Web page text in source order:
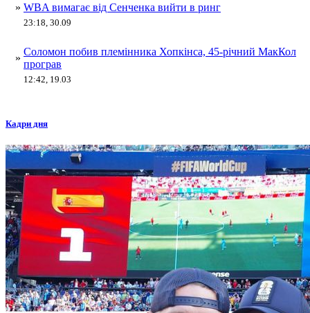
» WBA вимагає від Сенченка вийти в ринг
23:18, 30.09
»
Соломон побив племінника Хопкінса, 45-річний МакКол
програв
12:42, 19.03
Кадри дня